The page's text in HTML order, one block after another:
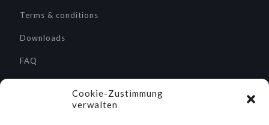
Cookie-Zustimmung
verwalten
Terms & conditions
Downloads
FAQ